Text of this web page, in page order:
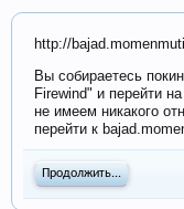
http://
Вы собираетесь
Firewind" и перейти
не имеем никакого
перейти к
Продолжить...